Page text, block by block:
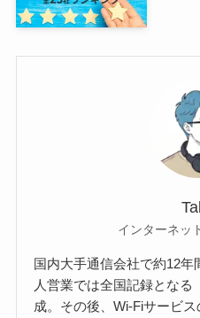
インターネッ
国内大手通信会社で約12
人営業では全国記録となる
成。その後、Wi-Fiサービ